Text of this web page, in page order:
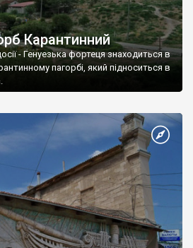
Карантинний
- Генуезька фортеця знаходиться в
пагорбі, який підноситься в